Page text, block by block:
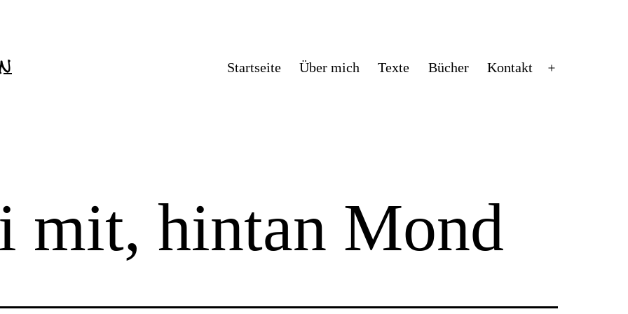
Startseite Über mich Texte Bücher Kontakt
mit, hintan Mond